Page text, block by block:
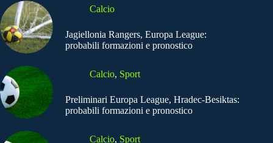
Calcio
Jagiellonia Rangers, Europa League:
probabili formazioni e pronostico
Calcio, Sport
Preliminari Europa League, Hradec-Besiktas:
probabili formazioni e pronostico
Calcio, Sport